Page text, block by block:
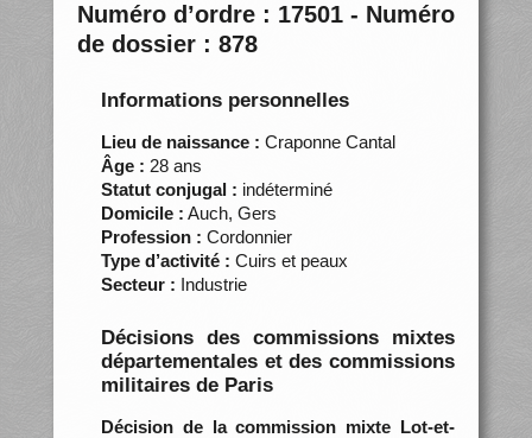
Numéro d’ordre : 17501 - Numéro
de dossier : 878
Informations personnelles
Lieu de naissance : Craponne Cantal
Âge : 28 ans
Statut conjugal : indéterminé
Domicile : Auch, Gers
Profession : Cordonnier
Type d’activité : Cuirs et peaux
Secteur : Industrie
Décisions des commissions mixtes
départementales et des commissions
militaires de Paris
Décision de la commission mixte Lot-et-